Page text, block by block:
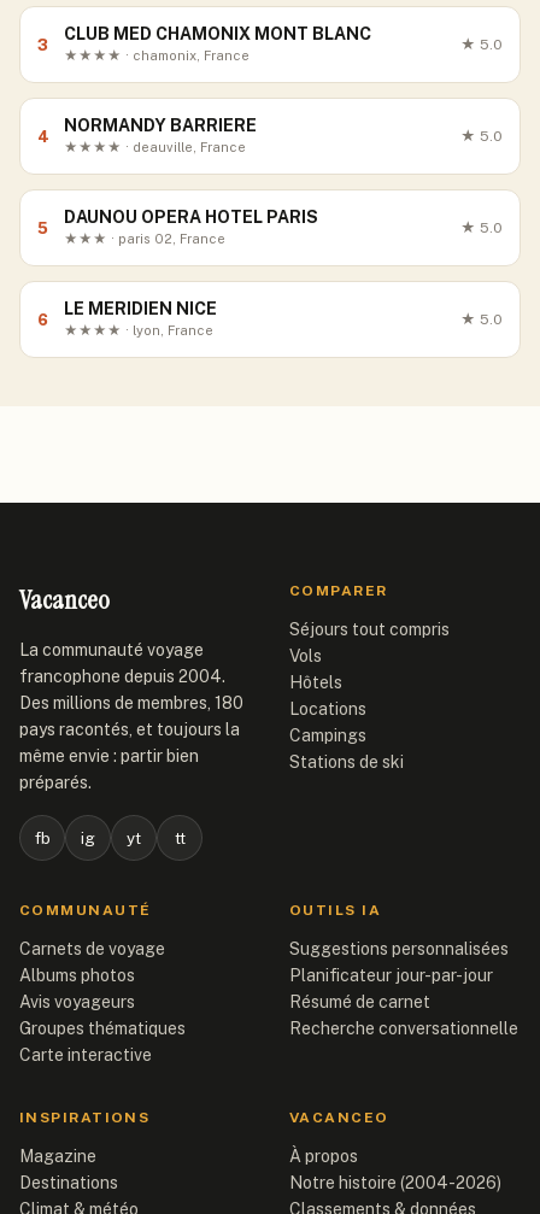
3
CLUB MED CHAMONIX MONT BLANC
★★★★ · chamonix, France
★ 5.0
4
NORMANDY BARRIERE
★★★★ · deauville, France
★ 5.0
5
DAUNOU OPERA HOTEL PARIS
★★★ · paris 02, France
★ 5.0
6
LE MERIDIEN NICE
★★★★ · lyon, France
★ 5.0
Vacanceo
La communauté voyage
francophone depuis 2004.
Des millions de membres, 180
pays racontés, et toujours la
même envie : partir bien
préparés.
fb ig yt tt
COMPARER
Séjours tout compris
Vols
Hôtels
Locations
Campings
Stations de ski
COMMUNAUTÉ
Carnets de voyage
Albums photos
Avis voyageurs
Groupes thématiques
Carte interactive
OUTILS IA
Suggestions personnalisées
Planificateur jour-par-jour
Résumé de carnet
Recherche conversationnelle
INSPIRATIONS
Magazine
Destinations
Climat & météo
VACANCEO
À propos
Notre histoire (2004-2026)
Classements & données